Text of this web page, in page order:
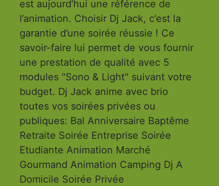
est aujourd’hui une référence de
l’animation. Choisir Dj Jack, c’est la
garantie d’une soirée réussie ! Ce
savoir-faire lui permet de vous fournir
une prestation de qualité avec 5
modules "Sono & Light" suivant votre
budget. Dj Jack anime avec brio
toutes vos soirées privées ou
publiques: Bal Anniversaire Baptême
Retraite Soirée Entreprise Soirée
Etudiante Animation Marché
Gourmand Animation Camping Dj A
Domicile Soirée Privée